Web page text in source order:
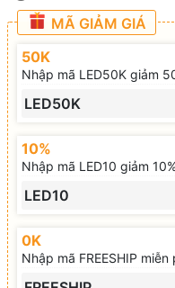
MÃ GIẢM GIÁ
50K
Nhập mã LED50K giảm
LED50K
10%
Nhập mã LED10 giảm
LED10
0K
Nhập mã FREESHIP